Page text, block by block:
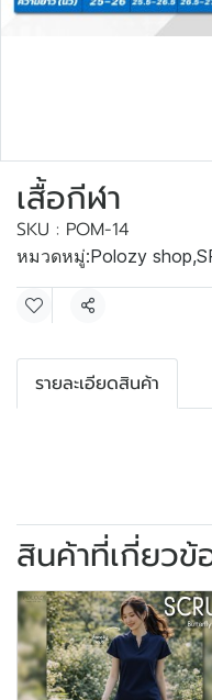
เสื้อกีฬา
SKU : POM-14
หมวดหมู่:Polozy shop,
แชร์
รายละเอียดสินค้า
สินค้าที่เกี่ยวข้